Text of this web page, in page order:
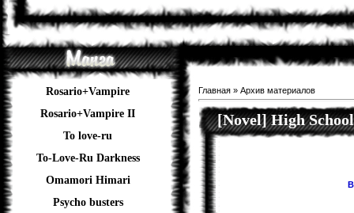
Rosario+Vampire
Rosario+Vampire II
To love-ru
To-Love-Ru Darkness
Omamori Himari
Psycho busters
Главная » Архив материалов
[Novel] High